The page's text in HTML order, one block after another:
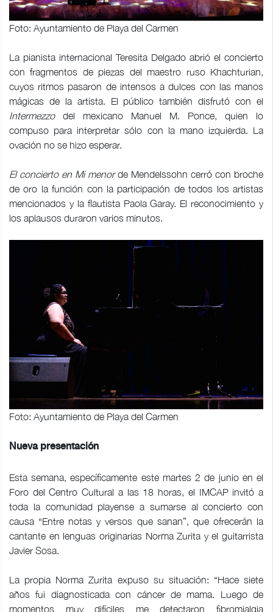
Foto: Ayuntamiento de Playa del Carmen
La pianista internacional Teresita Delgado abrió el concierto
con fragmentos de piezas del maestro ruso Khachturian,
cuyos ritmos pasaron de intensos a dulces con las manos
mágicas de la artista. El público también disfrutó con el
Intermezzodel mexicano Manuel M. Ponce, quien lo
compuso para interpretar sólo con la mano izquierda. La
ovación no se hizo esperar.
El concierto en Mi menorde Mendelssohn cerró con broche
de oro la función con la participación de todos los artistas
mencionados y la flautista Paola Garay. El reconocimiento y
los aplausos duraron varios minutos.
Foto: Ayuntamiento de Playa del Carmen
Nueva presentación
Esta semana, específicamente este martes 2 de junio en el
Foro del Centro Cultural a las 18 horas, el IMCAP invitó a
toda la comunidad playense a sumarse al concierto con
causa “Entre notas y versos que sanan”, que ofrecerán la
cantante en lenguas originarias Norma Zurita y el guitarrista
Javier Sosa.
La propia Norma Zurita expuso su situación: “Hace siete
años fui diagnosticada con cáncer de mama. Luego de
momentos muy difíciles me detectaron fibromialgia